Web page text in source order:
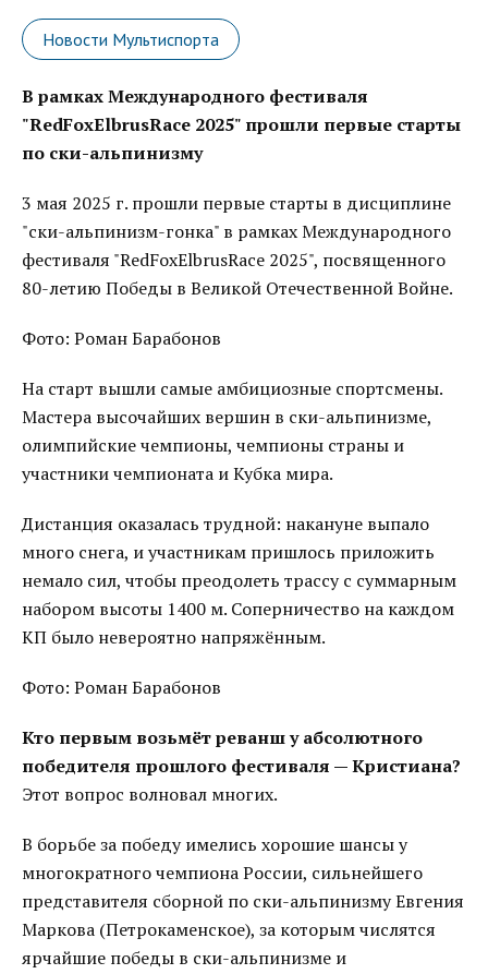
Новости Мультиспорта
В рамках Международного фестиваля
"RedFoxElbrusRace 2025" прошли первые старты
по ски-альпинизму
3 мая 2025 г. прошли первые старты в дисциплине
"ски-альпинизм-гонка" в рамках Международного
фестиваля "RedFoxElbrusRace 2025", посвященного
80-летию Победы в Великой Отечественной Войне.
Фото: Роман Барабонов
На старт вышли самые амбициозные спортсмены.
Мастера высочайших вершин в ски-альпинизме,
олимпийские чемпионы, чемпионы страны и
участники чемпионата и Кубка мира.
Дистанция оказалась трудной: накануне выпало
много снега, и участникам пришлось приложить
немало сил, чтобы преодолеть трассу с суммарным
набором высоты 1400 м. Соперничество на каждом
КП было невероятно напряжённым.
Фото: Роман Барабонов
Кто первым возьмёт реванш у абсолютного
победителя прошлого фестиваля — Кристиана?
Этот вопрос волновал многих.
В борьбе за победу имелись хорошие шансы у
многократного чемпиона России, сильнейшего
представителя сборной по ски-альпинизму Евгения
Маркова (Петрокаменское), за которым числятся
ярчайшие победы в ски-альпинизме и